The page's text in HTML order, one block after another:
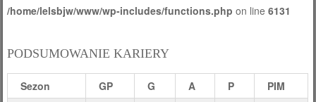
/home/lelsbjw/www/wp-includes/functions.php on line6131
PODSUMOWANIE KARIERY
Sezon GP G A P
PIM